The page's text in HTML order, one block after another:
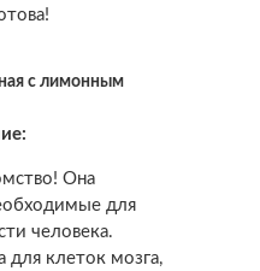
с лимонным
Она
для
человека.
для клеток мозга,